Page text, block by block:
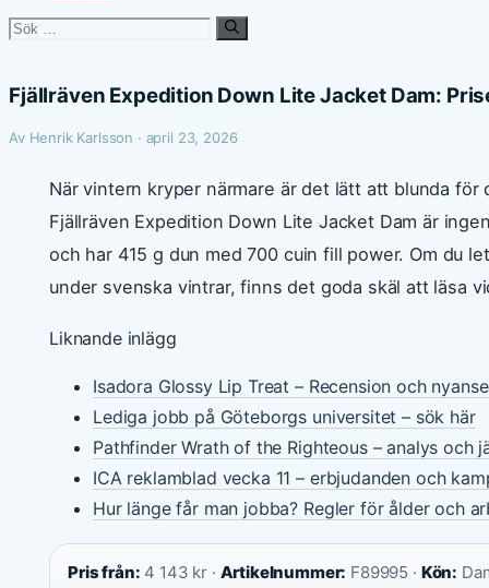
Sök
Fjällräven Expedition Down Lite Jacket Dam:
Av Henrik Karlsson · april 23, 2026
När vintern kryper närmare är det lätt att blunda
Fjällräven Expedition Down Lite Jacket Dam är
och har 415 g dun med 700 cuin fill power. Om du
under svenska vintrar, finns det goda skäl att läsa
Liknande inlägg
Isadora Glossy Lip Treat – Recension och
Lediga jobb på Göteborgs universitet – sök här
Pathfinder Wrath of the Righteous – analys och
ICA reklamblad vecka 11 – erbjudanden och
Hur länge får man jobba? Regler för ålder och
Pris från: 4 143 kr · Artikelnummer: F89995 · Kön: